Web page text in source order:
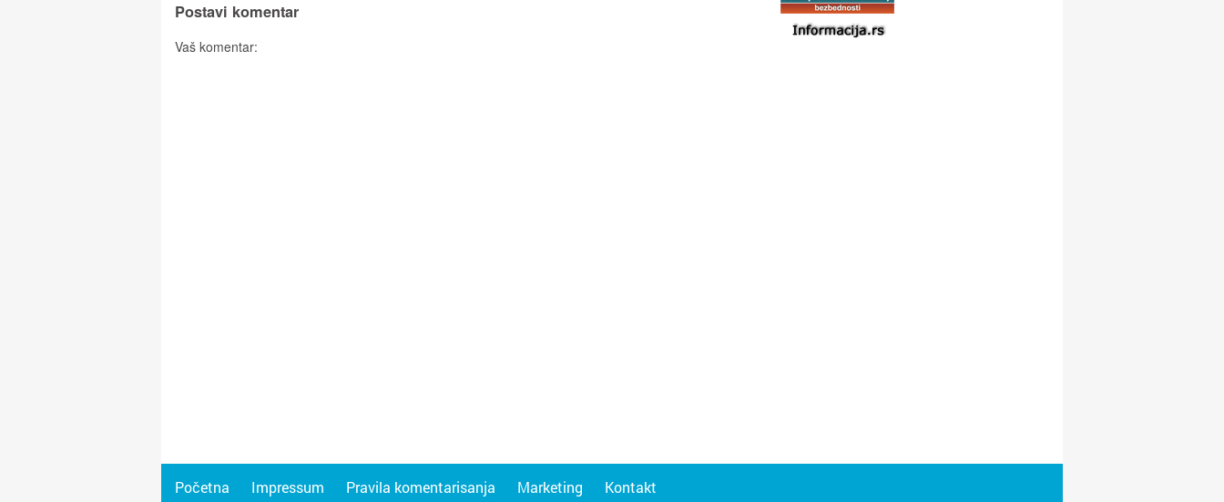
Postavi komentar
Vaš komentar:
Početna Impressum Pravila komentarisanja Marketing Kontakt